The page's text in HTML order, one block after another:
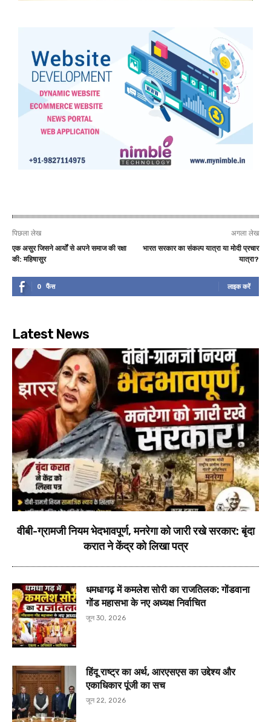
पिछला लेख
एक असुर जिसने आर्यों से अपने समाज की रक्षा
की: महिषासुर
अगला लेख
भारत सरकार का संकल्प यात्रा या मोदी प्रचार
यात्रा?
0 फैंस लाइक करें
Latest News
वीबी-ग्रामजी नियम भेदभावपूर्ण, मनरेगा को जारी रखे सरकार: बृंदा
करात ने केंद्र को लिखा पत्र
धमधागढ़ में कमलेश सोरी का राजतिलक: गोंडवाना
गोंड महासभा के नए अध्यक्ष निर्वाचित
जून 30, 2026
हिंदू राष्ट्र का अर्थ, आरएसएस का उद्देश्य और
एकाधिकार पूंजी का सच
जून 22, 2026